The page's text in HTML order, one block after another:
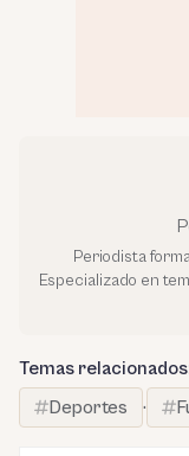
Periodista
Especializado en
Temas
Deportes
·